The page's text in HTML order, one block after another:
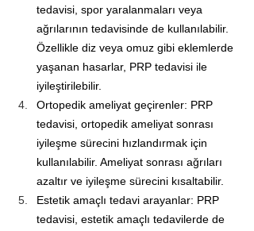
tedavisi, spor yaralanmaları veya
ağrılarının tedavisinde de kullanılabilir.
Özellikle diz veya omuz gibi eklemlerde
yaşanan hasarlar, PRP tedavisi ile
iyileştirilebilir.
Ortopedik ameliyat geçirenler: PRP
tedavisi, ortopedik ameliyat sonrası
iyileşme sürecini hızlandırmak için
kullanılabilir. Ameliyat sonrası ağrıları
azaltır ve iyileşme sürecini kısaltabilir.
Estetik amaçlı tedavi arayanlar: PRP
tedavisi, estetik amaçlı tedavilerde de